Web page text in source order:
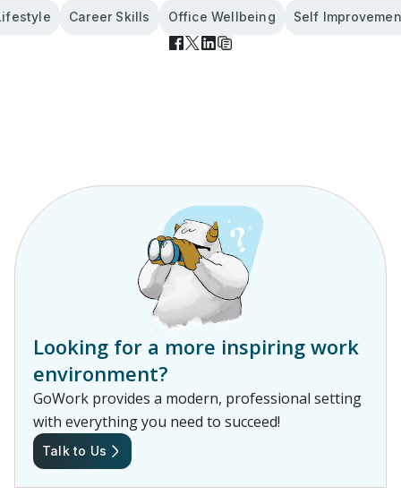
Career Skills Office Wellbeing Self
Looking for a more inspiring work
environment?
GoWork provides a modern, professional setting
with everything you need to succeed!
Talk to Us